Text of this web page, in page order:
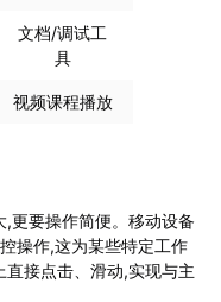
文档/调试工
具
视频课程播放
更要操作简便。移动设备
操作,这为某些特定工作
接点击、滑动,实现与主